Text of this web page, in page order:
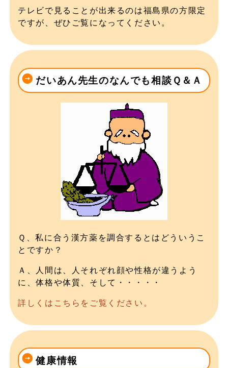
テレビで見ることが出来るのは福島県の方限定
ですが、ぜひご覧になってください。
だいあん先生のなんでも相談Ｑ＆Ａ
Ｑ、私に合う漢方薬を調合するとはどういうこ
とですか？
Ａ、人間は、人それぞれ顔や性格が違うよう
に、体格や体質、そして・・・・・
詳しくはこちらをご覧ください。
健康情報